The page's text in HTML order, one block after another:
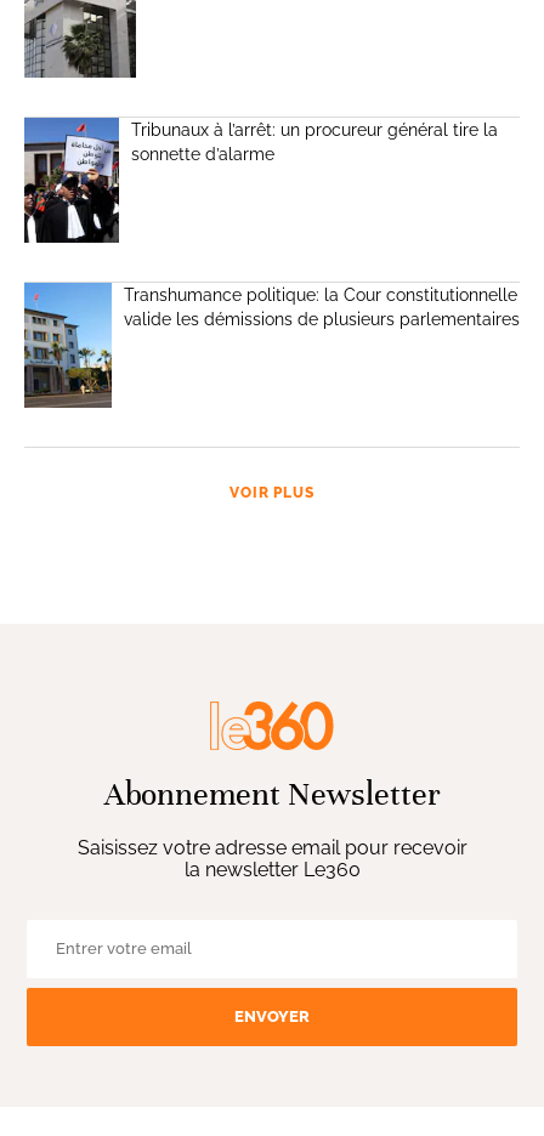
Tribunaux à l’arrêt: un procureur général tire la
sonnette d’alarme
Transhumance politique: la Cour constitutionnelle
valide les démissions de plusieurs parlementaires
VOIR PLUS
Abonnement Newsletter
Saisissez votre adresse email pour recevoir
la newsletter Le360
ENVOYER